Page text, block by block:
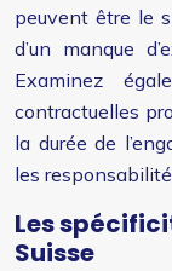
peuvent être le
d’un manque
Examinez
contractuelles
la durée de
les
Les
Suisse